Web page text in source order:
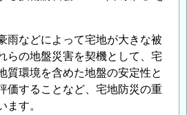
雨などによって宅地が大きな被
らの地盤災害を契機として、宅
質環境を含めた地盤の安定性と
価することなど、宅地防災の重
ます。